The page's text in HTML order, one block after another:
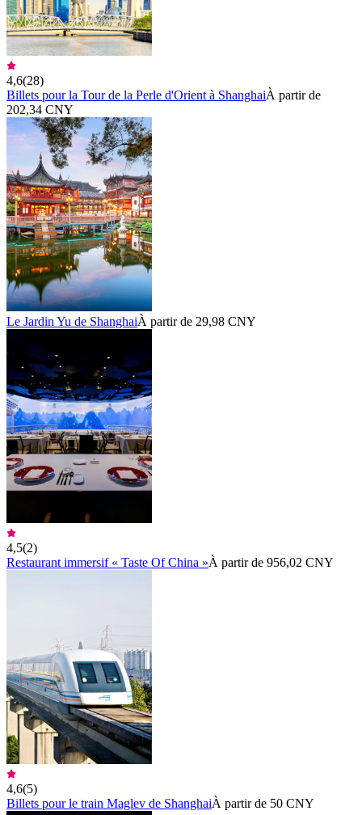
4,6(28)
Billets pour la Tour de la Perle d'Orient à ShanghaiÀ partir de
202,34 CNY
Le Jardin Yu de ShanghaiÀ partir de 29,98 CNY
4,5(2)
Restaurant immersif « Taste Of China »À partir de 956,02 CNY
4,6(5)
Billets pour le train Maglev de ShanghaiÀ partir de 50 CNY